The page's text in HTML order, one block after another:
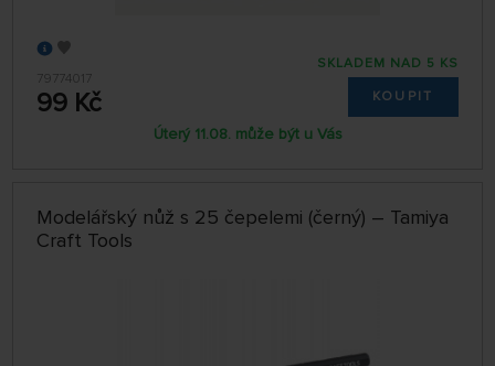
79774017
99 Kč
SKLADEM NAD 5 KS
KOUPIT
Úterý 11.08. může být u Vás
Modelářský nůž s 25 čepelemi (černý) – Tamiya
Craft Tools